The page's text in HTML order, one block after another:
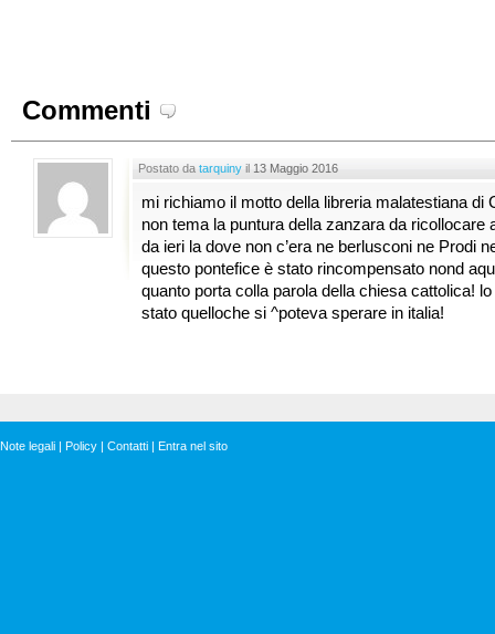
Commenti
Postato da tarquiny il 13 Maggio 2016
mi richiamo il motto della libreria malatestiana di
non tema la puntura della zanzara da ricollocare
da ieri la dove non c’era ne berlusconi ne Prodi
questo pontefice è stato rincompensato nond
quanto porta colla parola della chiesa cattolica!
stato quelloche si ^poteva sperare in italia!
Note legali | Policy | Contatti | Entra nel sito